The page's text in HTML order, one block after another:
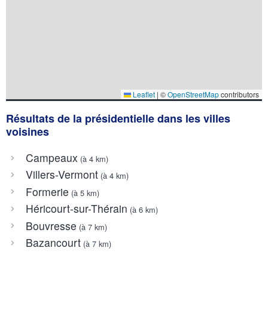
Leaflet | ©OpenStreetMapcontributors
Résultats de la présidentielle dans les villes
voisines
Campeaux (à 4 km)
Villers-Vermont(à 4 km)
Formerie (à 5 km)
Héricourt-sur-Thérain (à 6 km)
Bouvresse (à 7 km)
Bazancourt(à 7 km)